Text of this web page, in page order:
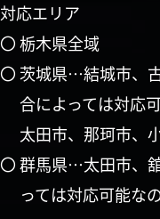
対応エリア
〇 栃木県全域
〇 茨城県…結城市、
合によっては対応
太田市、那珂市、
〇 群馬県…太田市、
っては対応可能な